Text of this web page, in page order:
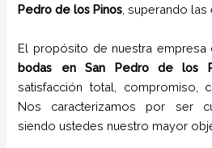
Pedro de los Pinos , superando las
El propósito de nuestra empresa
bodas
enSan Pedro de los
satisfacción total, compromiso,
Nos caracterizamos por ser
siendo ustedes nuestro mayor